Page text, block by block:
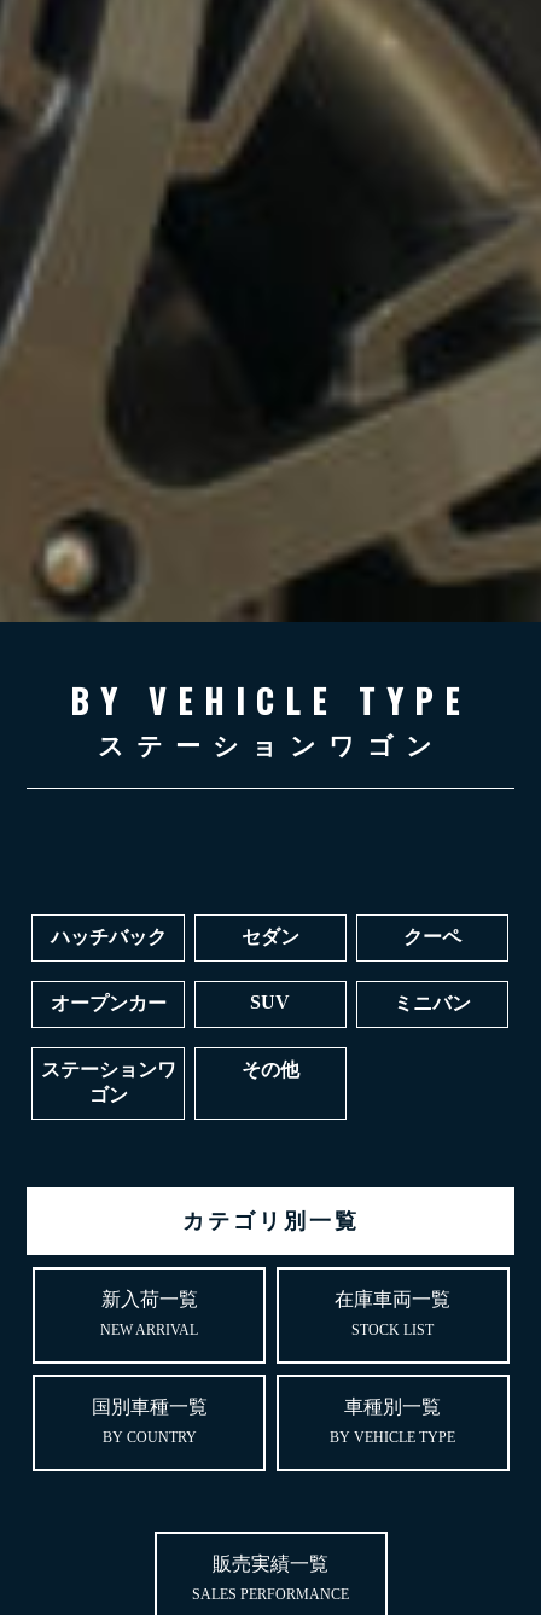
BY VEHICLE TYPE
ステーションワゴン
ハッチバック セダン クーペ
オープンカー SUV ミニバン
ステーションワ
ゴン
その他
カテゴリ別一覧
新入荷一覧
NEW ARRIVAL
在庫車両一覧
STOCK LIST
国別車種一覧
BY COUNTRY
車種別一覧
BY VEHICLE TYPE
販売実績一覧
SALES PERFORMANCE